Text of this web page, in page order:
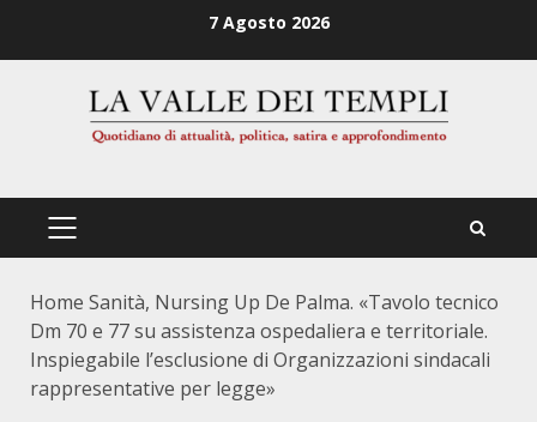
7 Agosto 2026
PRIMÄRES
Home Sanità, Nursing Up De Palma. «Tavolo tecnico
Dm 70 e 77 su assistenza ospedaliera e territoriale.
Inspiegabile l’esclusione di Organizzazioni sindacali
rappresentative per legge»